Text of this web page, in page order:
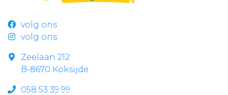
volg ons
volg ons
Zeelaan 212
B-8670 Koksijde
058 53 39 99